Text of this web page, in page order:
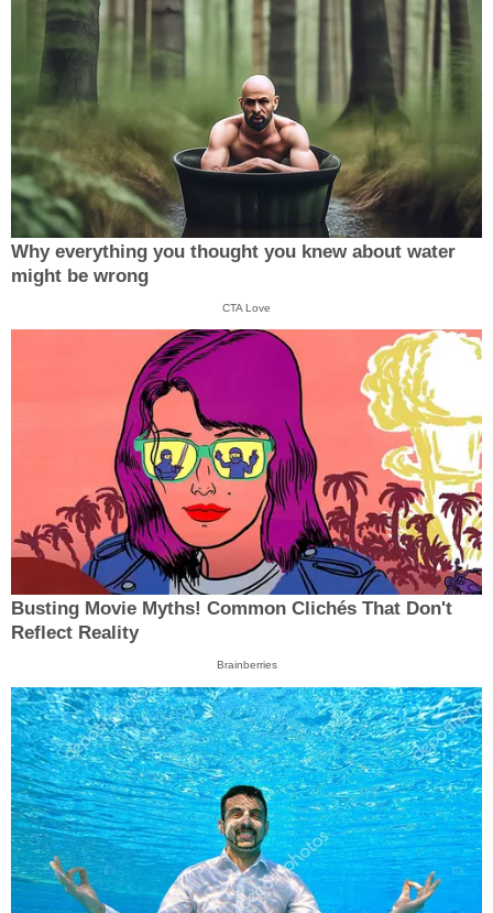
Why everything you thought you knew about water
might be wrong
CTA Love
Busting Movie Myths! Common Clichés That Don't
Reflect Reality
Brainberries